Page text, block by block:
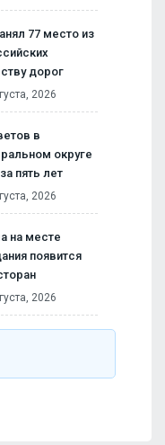
77 место из
дорог
2026
в
округе
пять лет
2026
на месте
появится
2026